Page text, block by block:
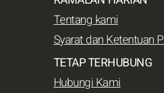
Tentang kami
Syarat dan Ketentuan
TETAP TERHUBUNG
Hubungi Kami